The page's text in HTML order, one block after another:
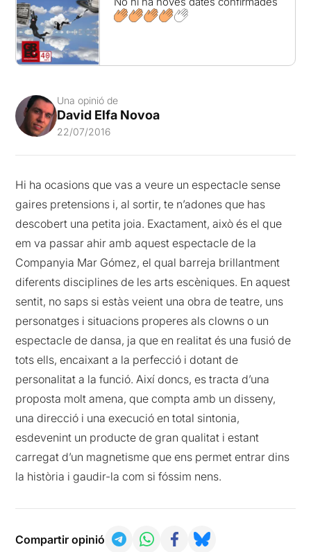
Una opinió de
David Elfa Novoa
22/07/2016
Hi ha ocasions que vas a veure un espectacle sense
gaires pretensions i, al sortir, te n’adones que has
descobert una petita joia. Exactament, això és el que
em va passar ahir amb aquest espectacle de la
Companyia Mar Gómez, el qual barreja brillantment
diferents disciplines de les arts escèniques. En aquest
sentit, no saps si estàs veient una obra de teatre, uns
personatges i situacions properes als clowns o un
espectacle de dansa, ja que en realitat és una fusió de
tots ells, encaixant a la perfecció i dotant de
personalitat a la funció. Així doncs, es tracta d’una
proposta molt amena, que compta amb un disseny,
una direcció i una execució en total sintonia,
esdevenint un producte de gran qualitat i estant
carregat d’un magnetisme que ens permet entrar dins
la història i gaudir-la com si fóssim nens.
Compartir opinió